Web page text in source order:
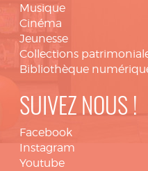
Musique
Cinéma
Jeunesse
Collections
Bibliothèque
SUIVEZ NOUS !
Facebook
Instagram
Youtube